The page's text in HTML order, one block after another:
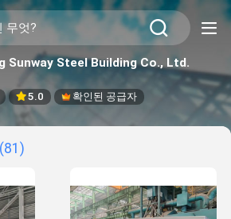
Sunway Steel Building Co., Ltd.
5.0 확인된 공급자
(81)